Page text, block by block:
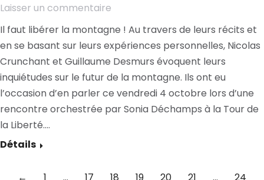
Laisser un commentaire
Il faut libérer la montagne ! Au travers de leurs récits et
en se basant sur leurs expériences personnelles, Nicolas
Crunchant et Guillaume Desmurs évoquent leurs
inquiétudes sur le futur de la montagne. Ils ont eu
l’occasion d’en parler ce vendredi 4 octobre lors d’une
rencontre orchestrée par Sonia Déchamps à la Tour de
la Liberté.…
Détails